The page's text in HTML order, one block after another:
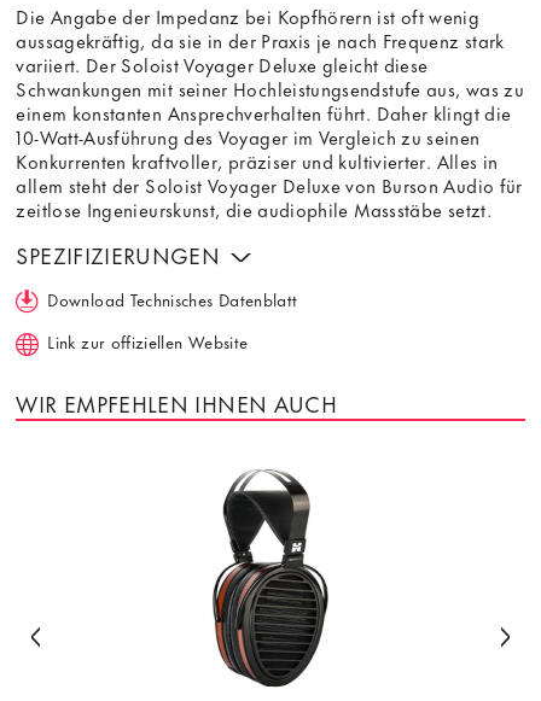
Die Angabe der Impedanz bei Kopfhörern ist oft wenig
aussagekräftig, da sie in der Praxis je nach Frequenz stark
variiert. Der Soloist Voyager Deluxe gleicht diese
Schwankungen mit seiner Hochleistungsendstufe aus, was zu
einem konstanten Ansprechverhalten führt. Daher klingt die
10-Watt-Ausführung des Voyager im Vergleich zu seinen
Konkurrenten kraftvoller, präziser und kultivierter. Alles in
allem steht der Soloist Voyager Deluxe von Burson Audio für
zeitlose Ingenieurskunst, die audiophile Massstäbe setzt.
SPEZIFIZIERUNGEN
Download Technisches Datenblatt
Link zur offiziellen Website
WIR EMPFEHLEN IHNEN AUCH